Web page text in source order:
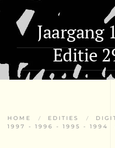
Jaargang
Editie
HOME EDITIES
1997 - 1996 - 1995 - 1994